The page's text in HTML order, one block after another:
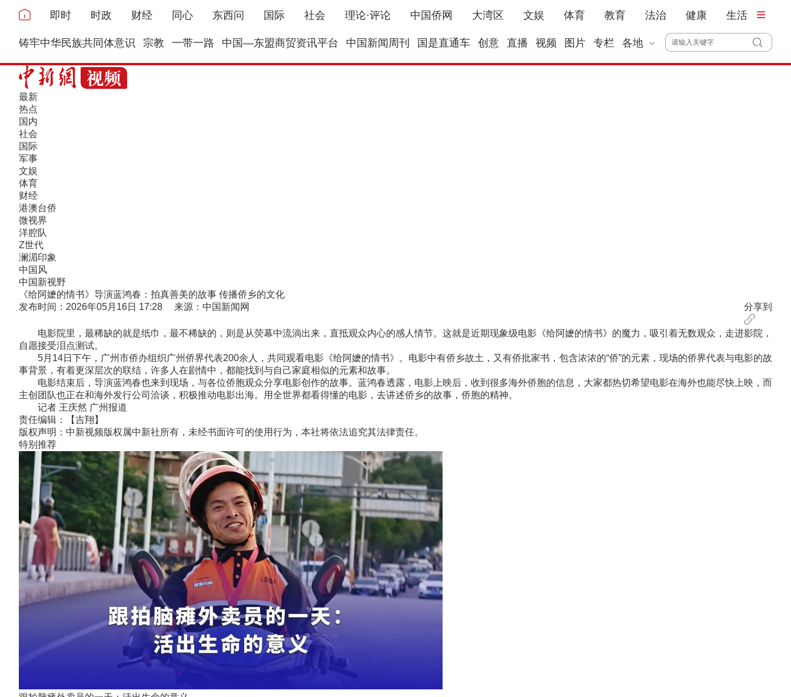
即时 时政 财经 同心 东西问 国际 社会 理论·评论 中国侨网 大湾区 文娱 体育 教育 法治 健康 生活
铸牢中华民族共同体意识 宗教 一带一路 中国—东盟商贸资讯平台 中国新闻周刊 国是直通车 创意 直播 视频 图片 专栏 各地
最新
热点
国内
社会
国际
军事
文娱
体育
财经
港澳台侨
微视界
洋腔队
Z世代
澜湄印象
中国风
中国新视野
《给阿嬷的情书》导演蓝鸿春：拍真善美的故事 传播侨乡的文化
发布时间：2026年05月16日 17:28 来源：中国新闻网
分享到
电影院里，最稀缺的就是纸巾，最不稀缺的，则是从荧幕中流淌出来，直抵观众内心的感人情节。这就是近期现象级电影《给阿嬷的情书》的魔力，吸引着无数观众，走进影院，
自愿接受泪点测试。
5月14日下午，广州市侨办组织广州侨界代表200余人，共同观看电影《给阿嬷的情书》。电影中有侨乡故土，又有侨批家书，包含浓浓的“侨”的元素，现场的侨界代表与电影的故
事背景，有着更深层次的联结，许多人在剧情中，都能找到与自己家庭相似的元素和故事。
电影结束后，导演蓝鸿春也来到现场，与各位侨胞观众分享电影创作的故事。蓝鸿春透露，电影上映后，收到很多海外侨胞的信息，大家都热切希望电影在海外也能尽快上映，而
主创团队也正在和海外发行公司洽谈，积极推动电影出海。用全世界都看得懂的电影，去讲述侨乡的故事，侨胞的精神。
记者 王庆然 广州报道
责任编辑：【吉翔】
版权声明：中新视频版权属中新社所有，未经书面许可的使用行为，本社将依法追究其法律责任。
特别推荐